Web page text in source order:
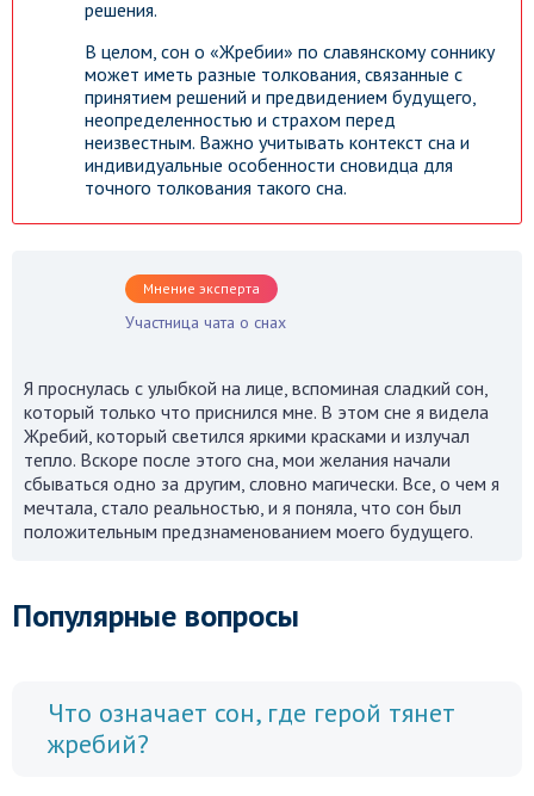
решения.
В целом, сон о «Жребии» по славянскому соннику
может иметь разные толкования, связанные с
принятием решений и предвидением будущего,
неопределенностью и страхом перед
неизвестным. Важно учитывать контекст сна и
индивидуальные особенности сновидца для
точного толкования такого сна.
Мнение эксперта
Участница чата о снах
Я проснулась с улыбкой на лице, вспоминая сладкий сон,
который только что приснился мне. В этом сне я видела
Жребий, который светился яркими красками и излучал
тепло. Вскоре после этого сна, мои желания начали
сбываться одно за другим, словно магически. Все, о чем я
мечтала, стало реальностью, и я поняла, что сон был
положительным предзнаменованием моего будущего.
Популярные вопросы
Что означает сон, где герой тянет
жребий?